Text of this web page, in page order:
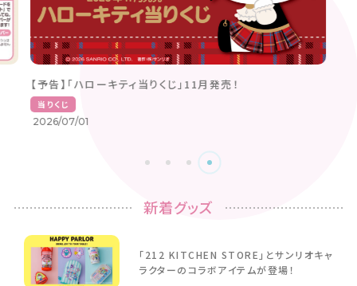
【予告】「ハローキティ当りくじ」11月発売！
当りくじ
2026/07/01
新着グッズ
「212 KITCHEN STORE」とサンリオキャ
ラクターのコラボアイテムが登場！